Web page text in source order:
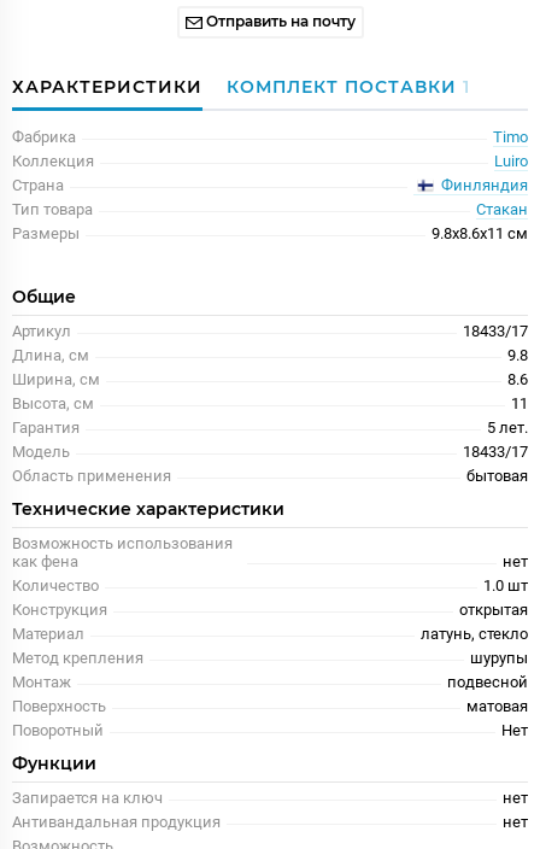
Отправить на почту
ХАРАКТЕРИСТИКИ КОМПЛЕКТ ПОСТАВКИ 1
Фабрика
Timo
Коллекция
Luiro
Страна
Финляндия
Тип товара
Стакан
Размеры
9.8x8.6x11 см
Общие
Артикул
18433/17
Длина, см
9.8
Ширина, см
8.6
Высота, см
11
Гарантия
5 лет.
Модель
18433/17
Область применения
бытовая
Технические характеристики
Возможность использования
как фена
нет
Количество
1.0 шт
Конструкция
открытая
Материал
латунь, стекло
Метод крепления
шурупы
Монтаж
подвесной
Поверхность
матовая
Поворотный
Нет
Функции
Запирается на ключ
нет
Антивандальная продукция
нет